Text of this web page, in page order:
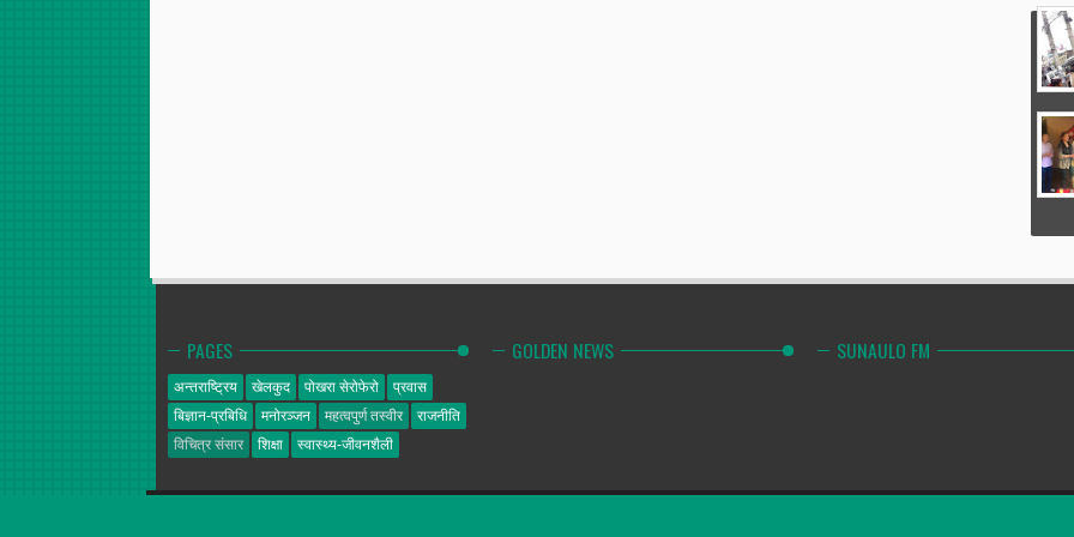
PAGES
अन्तराष्ट्रिय खेलकुद पोखरा सेरोफेरो
प्रवास
बिज्ञान-प्रबिधि
मनोरञ्जन महत्वपुर्ण तस्वीर
राजनीति
विचित्र संसार
शिक्षा स्वास्थ्य-जीवनशैली
GOLDEN NEWS SUNAULO FM